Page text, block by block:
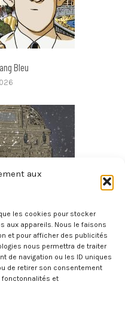
aux
les cookies pour stocker
aux appareils. Nous le faisons
et pour afficher des publicités
nous permettra de traiter
de navigation ou les ID uniques
de retirer son consentement
fonctonnalités et
Bleu
Boul’Mich